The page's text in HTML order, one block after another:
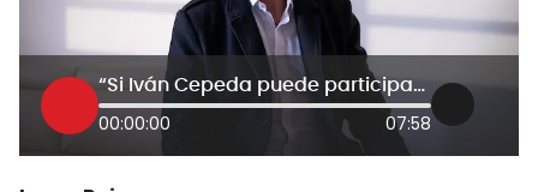
“Si Iván Cepeda puede participar en el Frente Amplio yo desisto de mi candidatura”: Gustavo Bolívar
00:00:00 07:58